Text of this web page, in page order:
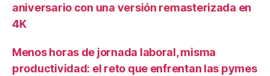
aniversario con una versión remasterizada en
4K
Menos horas de jornada laboral, misma
productividad: el reto que enfrentan las pymes